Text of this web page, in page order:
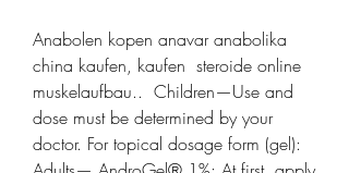
Anabolen kopen anavar anabolika
china kaufen, kaufen  steroide online
muskelaufbau..  Children—Use and
dose must be determined by your
doctor. For topical dosage form (gel):